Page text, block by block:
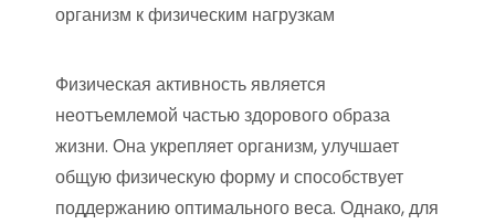
организм к физическим нагрузкам
Физическая активность является
неотъемлемой частью здорового образа
жизни. Она укрепляет организм, улучшает
общую физическую форму и способствует
поддержанию оптимального веса. Однако, для